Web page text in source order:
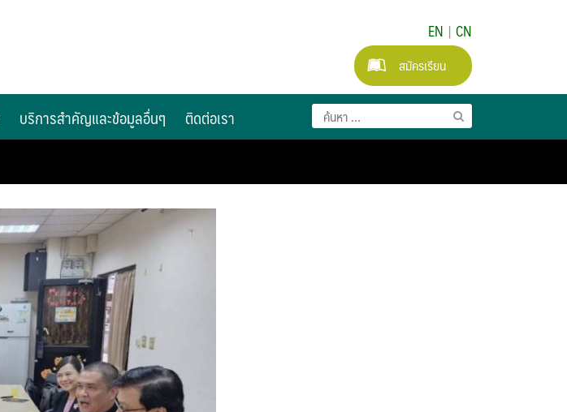
EN | CN
สมัครเรียน
บริการสำคัญและข้อมูลอื่นๆ ติดต่อเรา